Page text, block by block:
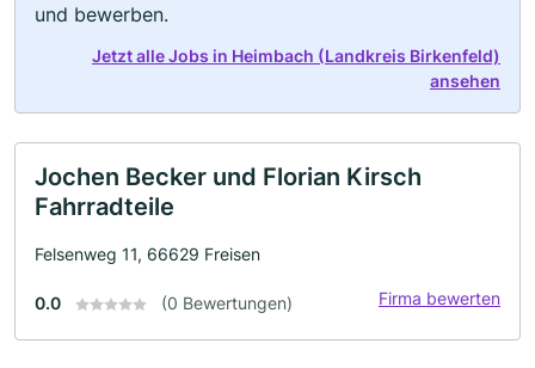
und bewerben.
Jetzt alle Jobs in Heimbach (Landkreis Birkenfeld)
ansehen
Jochen Becker und Florian Kirsch
Fahrradteile
Felsenweg 11, 66629 Freisen
0.0 (0 Bewertungen) Firma bewerten